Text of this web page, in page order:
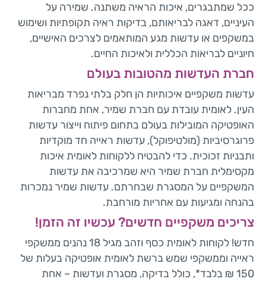
ככל שמתבגרים, איכות הראיה משתנה. שמירה על
העיניים, דאגה לבריאותם, בדיקות ראיה תקופתיות ושימוש
במשקפים או עדשות מגע המותאמים לצרכים האישיים,
חיוניים לבריאות הכללית ולאיכות החיים.
חברת העדשות מהטובות בעולם
עדשות משקפיים איכותיות הן חלק בלתי נפרד מבריאות
העין. לאומית עובדת עם חברת שמיר, אחת מחברות
האופטיקה המובילות בעולם בתחום פיתוח וייצור עדשות
פרוגרסיביות (מולטיפוקל), עדשות ראייה חד מוקדיות
ותבניות זכוכית. כדי להבטיח ללקוחות לאומית איכות
מקסימלית חברת שמיר היא שמרכיבה את עדשות
המשקפיים על המסגרת שבחרתם. עדשות שמיר נמכרות
בהנחה ומגיעות עם אחריות מורחבת.
צריכים משקפיים חדשים? עכשיו זה הזמן!
חדש! לקוחות לאומית כסף וזהב מגיל 18 נהנים ממשקפי
ראייה וממשקפי שמש ברשת לאומית אופטיקה בעלות של
150 ₪ בלבד*, כולל בדיקה, מסגרת ועדשות – אחת